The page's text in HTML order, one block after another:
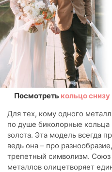
Посмотреть кольцо снизу
Для тех, кому одного
по душе биколорные кольца
золота. Эта модель всегда
ведь она – про
трепетный символизм. Союз
металлов олицетворяет